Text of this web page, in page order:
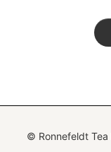
© Ronnefeldt Tea